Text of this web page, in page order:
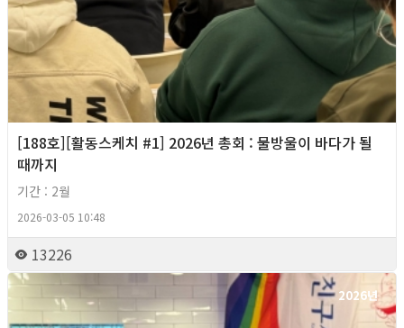
[188호][활동스케치 #1] 2026년 총회 : 물방울이 바다가 될
때까지
기간 : 2월
2026-03-05 10:48
13226
2026년